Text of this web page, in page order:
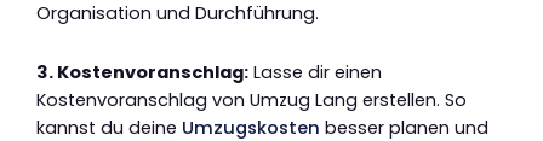
Organisation und Durchführung.
3. Kostenvoranschlag: Lasse dir einen
Kostenvoranschlag von Umzug Lang erstellen. So
kannst du deine Umzugskosten besser planen und